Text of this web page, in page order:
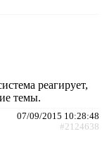
реагирует,
темы.
07/09/2015 10:28:48
#2124638